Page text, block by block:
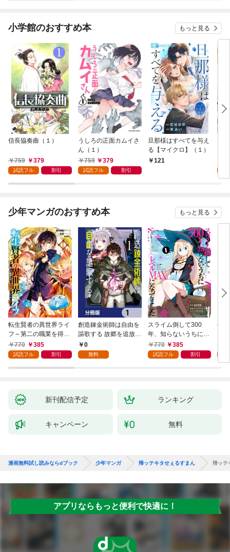
小学館のおすすめ本 もっと見る
信長協奏曲（１）
759 379
試読フル 割引
うしろの正面カムイさ
ん（１）
759
379
試読フル 割引
旦那様はすべてを与え
る【マイクロ】（１）
121
は
少年マンガのおすすめ本 もっと見る
転生賢者の異世界ライ
フ～第二の職業を得
て、世界最強になりま
した～ 1巻
770 385
試読フル 割引
創造錬金術師は自由を
謳歌する 故郷を追放さ
れたら、魔王のお膝元
で超絶効果のマジック
0
無料
スライム倒して300
年、知らないうちにレ
ベルMAXになってまし
た 1巻
770 385
試読フル 割引
信
新刊配信予定 ランキング
キャンペーン 無料
漫画無料試し読みならdブック 少年マンガ 帰ッテキタせぇるすまん 帰ッテ
アプリならもっと便利で快適に！